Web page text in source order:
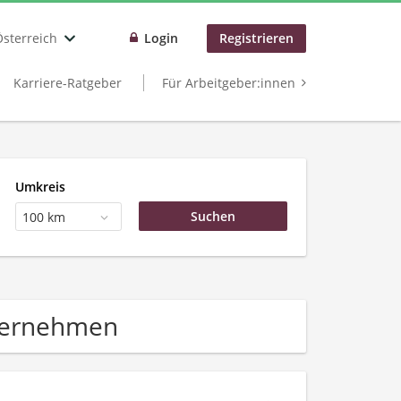
Login Registrieren
Karriere-Ratgeber Für Arbeitgeber:innen
Umkreis
100 km